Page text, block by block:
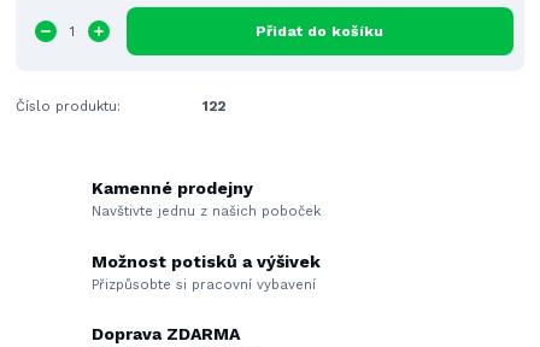
Přidat do košíku
Číslo produktu: 122
Kamenné prodejny
Navštivte jednu z našich poboček
Možnost potisků a výšivek
Přizpůsobte si pracovní vybavení
Doprava ZDARMA